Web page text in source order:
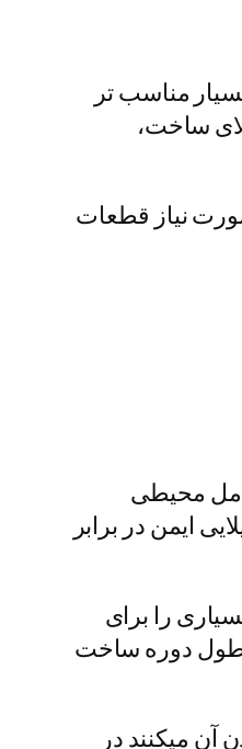
مناسب تر
ساخت،
نیاز قطعات
محیطی
ایمن در برابر
را برای
طول دوره ساخت
میکنند در